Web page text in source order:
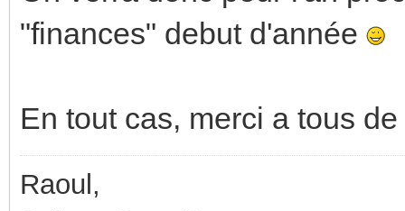
"finances" debut d'année
En tout cas, merci a tous
Raoul,